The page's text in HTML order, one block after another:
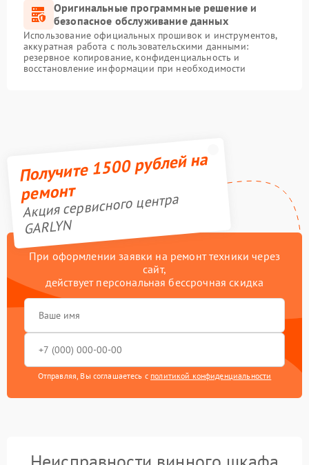
Оригинальные программные решение и
безопасное обслуживание данных
Использование официальных прошивок и инструментов,
аккуратная работа с пользовательскими данными:
резервное копирование, конфиденциальность и
восстановление информации при необходимости
Получите 1500 рублей на
ремонт
Акция сервисного центра
GARLYN
При оформлении заявки на ремонт техники через
сайт,
действует персональная бессрочная скидка
Отправляя, Вы соглашаетесь с политикой конфиденциальности